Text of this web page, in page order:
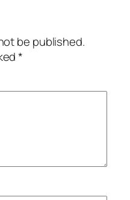
be published.
*